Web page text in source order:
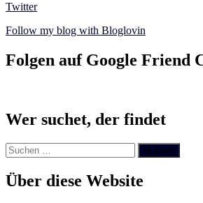
Twitter
Follow my blog with Bloglovin
Folgen auf Google Friend
Wer suchet, der findet
Suchen
nach:
Über diese Website